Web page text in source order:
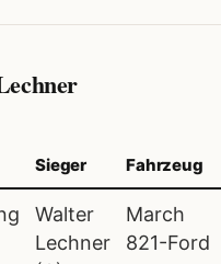
Sieger Fahrzeug
Walter
Lechner
March
821-Ford